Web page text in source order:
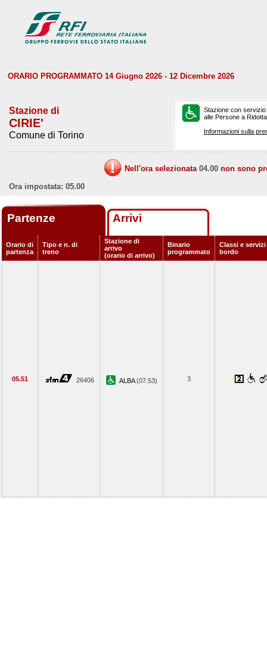
ORARIO PROGRAMMATO 14 Giugno 2026 - 12 Dicembre 2026
Stazione di
CIRIE'
Comune di Torino
Stazione con
alle Persone a
Informazioni sulla
Nell'ora selezionata 04.00 non sono
Ora impostata: 05.00
Partenze Arrivi
Orario di
partenza
Tipo e n. di
treno
Stazione di
arrivo
(orario di arrivo)
Binario
programmato
Classi e servizi
bordo
05.51 26406 ALBA(07.53) 3